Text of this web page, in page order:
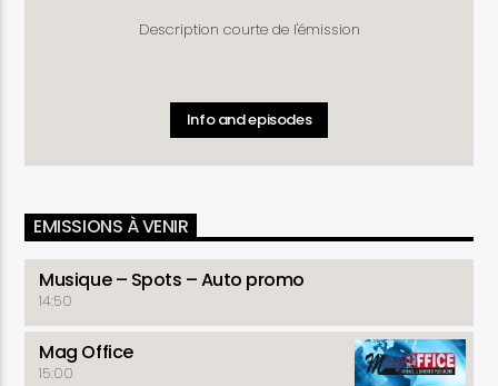
Description courte de l'émission
Info and episodes
EMISSIONS À VENIR
Musique – Spots – Auto promo
14:50
Mag Office
15:00